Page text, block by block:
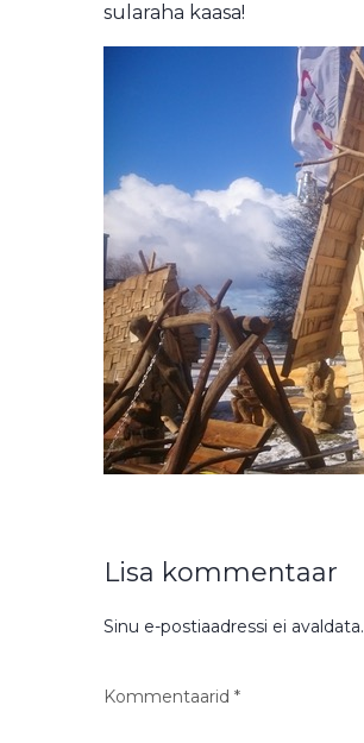
sularaha kaasa!
Lisa kommentaar
Sinu e-postiaadressi ei avaldata.